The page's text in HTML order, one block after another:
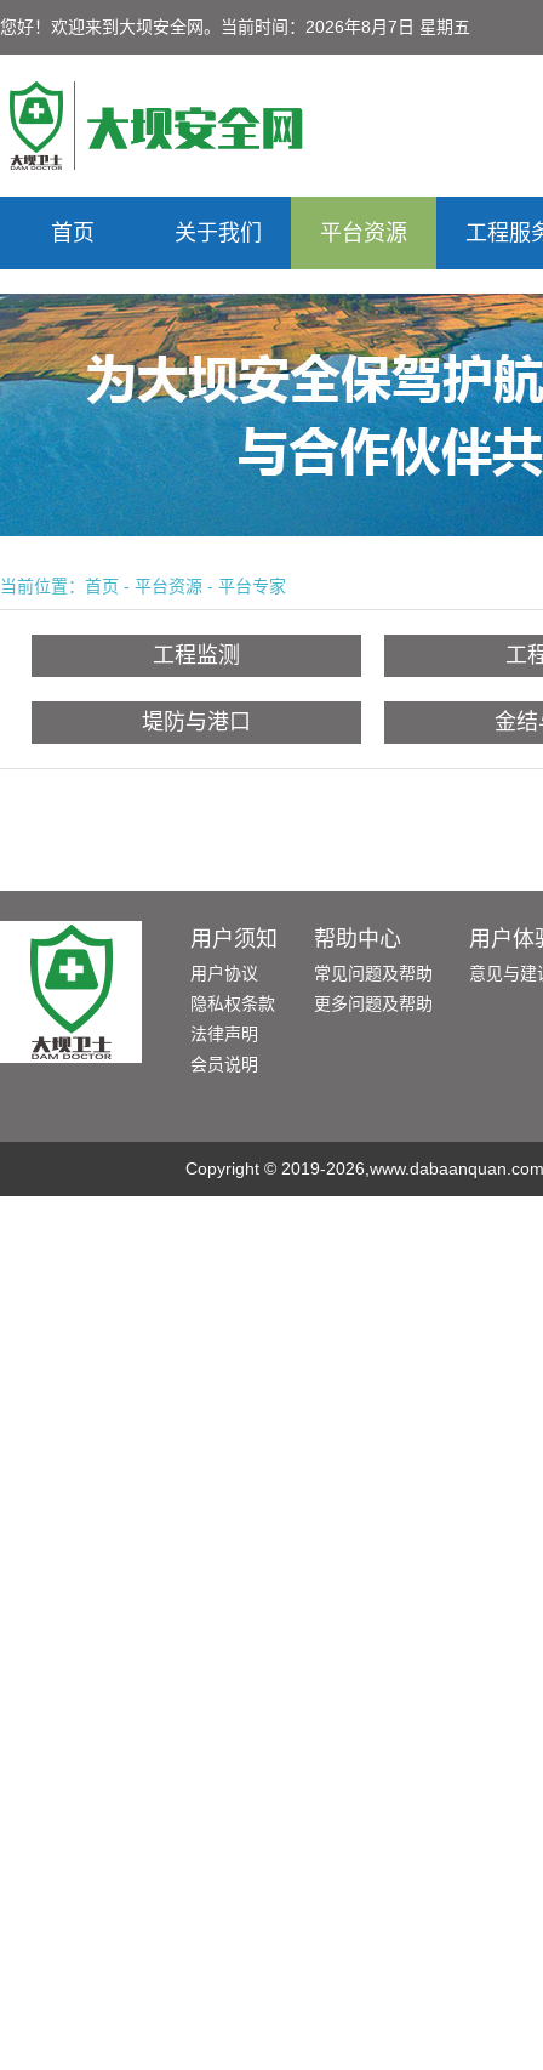
您好！欢迎来到大坝安全网。 当前时间：2026年8月7日 星期五
首页 关于我们 平台资源 工程服
当前位置： 首页 - 平台资源 - 平台专家
工程监测 工
堤防与港口 金结
用户须知
用户协议
隐私权条款
法律声明
会员说明
帮助中心
常见问题及帮助
更多问题及帮助
用户体
意见与建
Copyright © 2019-